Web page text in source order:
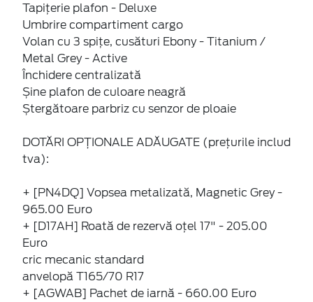
Tapițerie plafon - Deluxe
Umbrire compartiment cargo
Volan cu 3 spițe, cusături Ebony - Titanium /
Metal Grey - Active
Închidere centralizată
Șine plafon de culoare neagră
Ștergătoare parbriz cu senzor de ploaie
DOTĂRI OPȚIONALE ADĂUGATE (prețurile includ
tva):
+ [PN4DQ] Vopsea metalizată, Magnetic Grey -
965.00 Euro
+ [D17AH] Roată de rezervă oțel 17" - 205.00
Euro
cric mecanic standard
anvelopă T165/70 R17
+ [AGWAB] Pachet de iarnă - 660.00 Euro